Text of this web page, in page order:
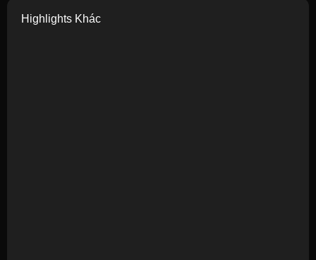
Highlights Khác